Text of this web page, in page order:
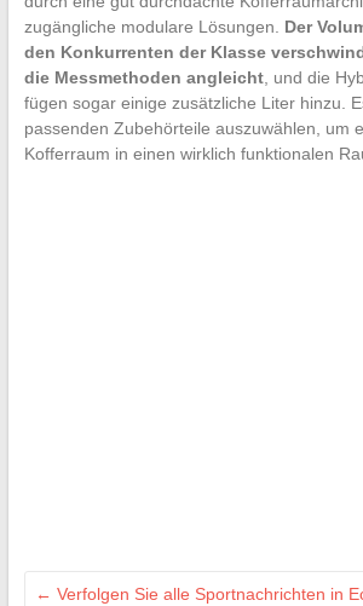
zugängliche modulare Lösungen. Der
den Konkurrenten der Klasse
die Messmethoden angleicht, und die
fügen sogar einige zusätzliche Liter hinzu.
passenden Zubehörteile auszuwählen, um
Kofferraum in einen wirklich funktionalen
← Verfolgen Sie alle Sportnachrichten in